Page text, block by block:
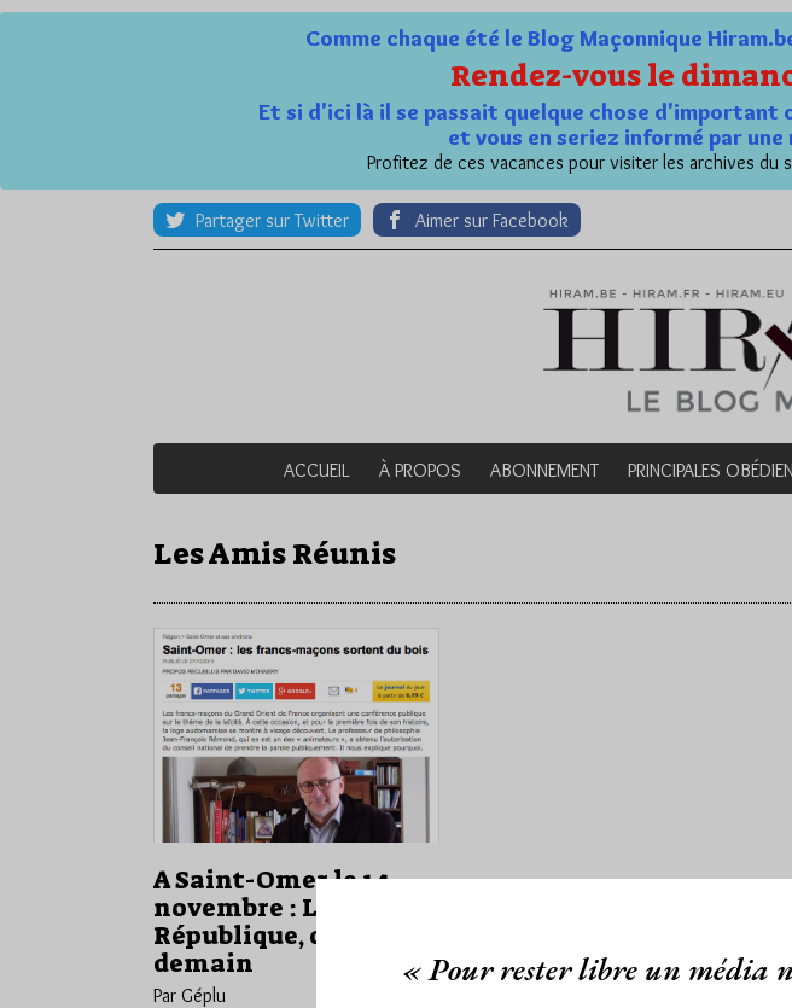
Comme chaque été le Blog Maçonnique
Rendez-vous le
Et si d'ici là il se passait quelque chose
et vous en seriez informé par
Profitez de ces vacances pour visiter les archives
Partager sur Twitter Aimer sur Facebook
ACCUEIL À PROPOS ABONNEMENT PRINCIPALES
Les Amis Réunis
A Saint-Omer le 14
novembre : Laïcité et
République, d’hier à
demain
Par Géplu
« Pour rester libre un média